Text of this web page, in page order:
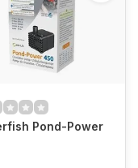
Pond-Power